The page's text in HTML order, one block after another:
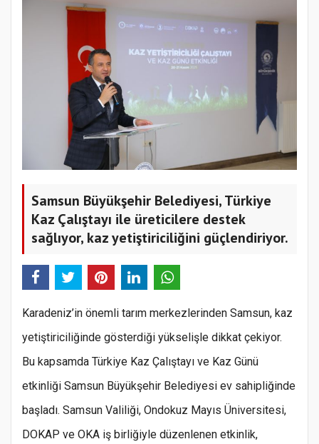
Samsun Büyükşehir Belediyesi, Türkiye
Kaz Çalıştayı ile üreticilere destek
sağlıyor, kaz yetiştiriciliğini güçlendiriyor.
Karadeniz’in önemli tarım merkezlerinden Samsun, kaz
yetiştiriciliğinde gösterdiği yükselişle dikkat çekiyor.
Bu kapsamda Türkiye Kaz Çalıştayı ve Kaz Günü
etkinliği Samsun Büyükşehir Belediyesi ev sahipliğinde
başladı. Samsun Valiliği, Ondokuz Mayıs Üniversitesi,
DOKAP ve OKA iş birliğiyle düzenlenen etkinlik,